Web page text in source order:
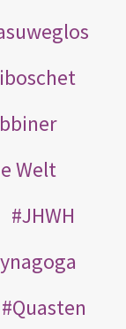
Welt
JHWH
Quasten